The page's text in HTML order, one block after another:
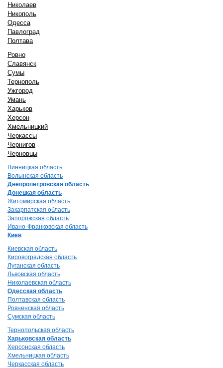
Николаев
Никополь
Одесса
Павлоград
Полтава
Ровно
Славянск
Сумы
Тернополь
Ужгород
Умань
Харьков
Херсон
Хмельницкий
Черкассы
Чернигов
Черновцы
Винницкая область
Волынская область
Днепропетровская область
Донецкая область
Житомирская область
Закарпатская область
Запорожская область
Ивано-Франковская область
Киев
Киевская область
Кировоградская область
Луганская область
Львовская область
Николаевская область
Одесская область
Полтавская область
Ровненская область
Сумская область
Тернопольская область
Харьковская область
Херсонская область
Хмельницкая область
Черкасская область